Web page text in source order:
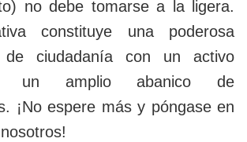
no debe tomarse a la ligera.
constituye una poderosa
de ciudadanía con un activo
un amplio abanico de
¡No espere más y póngase en